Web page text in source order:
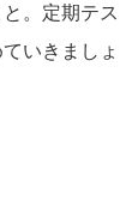
。定期テス
いきましょ